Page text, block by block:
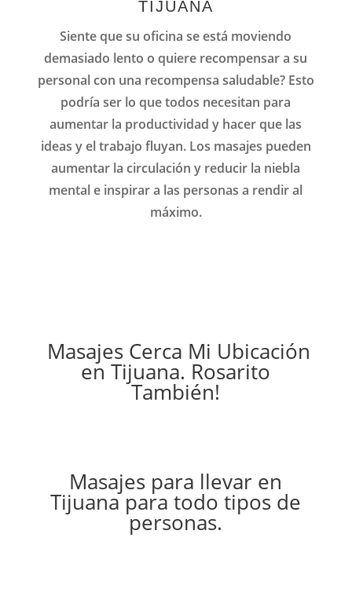
TIJUANA
Siente que su oficina se está moviendo
demasiado lento o quiere recompensar a su
personal con una recompensa saludable? Esto
podría ser lo que todos necesitan para
aumentar la productividad y hacer que las
ideas y el trabajo fluyan. Los masajes pueden
aumentar la circulación y reducir la niebla
mental e inspirar a las personas a rendir al
máximo.
Masajes Cerca Mi Ubicación
en Tijuana. Rosarito
También!
Masajes para llevar en
Tijuana para todo tipos de
personas.